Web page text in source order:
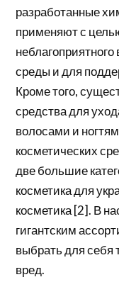
разработанные
применяют с
среды и для
Кроме того,
средства для
волосами и
косметических
две большие
косметика для
косметика [2]. В
гигантским
выбрать для себя
вред.